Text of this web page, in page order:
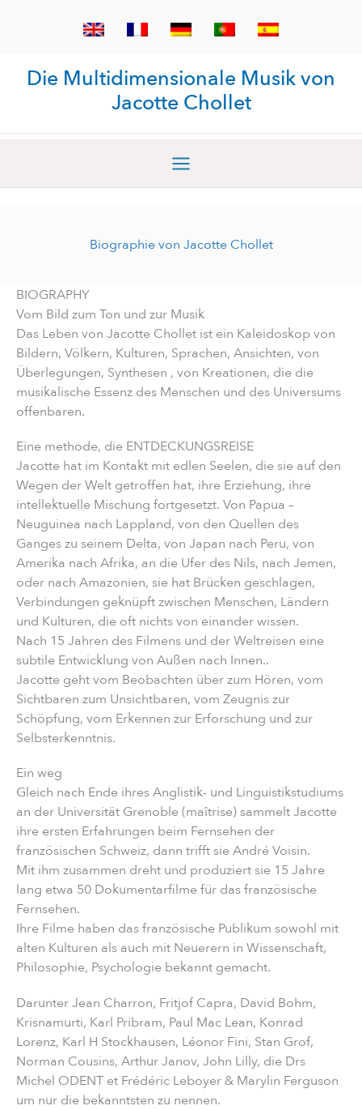
Die Multidimensionale Musik von
Jacotte Chollet
Biographie von Jacotte Chollet
BIOGRAPHY
Vom Bild zum Ton und zur Musik
Das Leben von Jacotte Chollet ist ein Kaleidoskop von
Bildern, Völkern, Kulturen, Sprachen, Ansichten, von
Überlegungen, Synthesen , von Kreationen, die die
musikalische Essenz des Menschen und des Universums
offenbaren.
Eine methode, die ENTDECKUNGSREISE
Jacotte hat im Kontakt mit edlen Seelen, die sie auf den
Wegen der Welt getroffen hat, ihre Erziehung, ihre
intellektuelle Mischung fortgesetzt. Von Papua –
Neuguinea nach Lappland, von den Quellen des
Ganges zu seinem Delta, von Japan nach Peru, von
Amerika nach Afrika, an die Ufer des Nils, nach Jemen,
oder nach Amazonien, sie hat Brücken geschlagen,
Verbindungen geknüpft zwischen Menschen, Ländern
und Kulturen, die oft nichts von einander wissen.
Nach 15 Jahren des Filmens und der Weltreisen eine
subtile Entwicklung von Außen nach Innen..
Jacotte geht vom Beobachten über zum Hören, vom
Sichtbaren zum Unsichtbaren, vom Zeugnis zur
Schöpfung, vom Erkennen zur Erforschung und zur
Selbsterkenntnis.
Ein weg
Gleich nach Ende ihres Anglistik- und Linguistikstudiums
an der Universität Grenoble (maîtrise) sammelt Jacotte
ihre ersten Erfahrungen beim Fernsehen der
französischen Schweiz, dann trifft sie André Voisin.
Mit ihm zusammen dreht und produziert sie 15 Jahre
lang etwa 50 Dokumentarfilme für das französische
Fernsehen.
Ihre Filme haben das französische Publikum sowohl mit
alten Kulturen als auch mit Neuerern in Wissenschaft,
Philosophie, Psychologie bekannt gemacht.
Darunter Jean Charron, Fritjof Capra, David Bohm,
Krisnamurti, Karl Pribram, Paul Mac Lean, Konrad
Lorenz, Karl H Stockhausen, Léonor Fini, Stan Grof,
Norman Cousins, Arthur Janov, John Lilly, die Drs
Michel ODENT et Frédéric Leboyer & Marylin Ferguson
um nur die bekanntsten zu nennen.